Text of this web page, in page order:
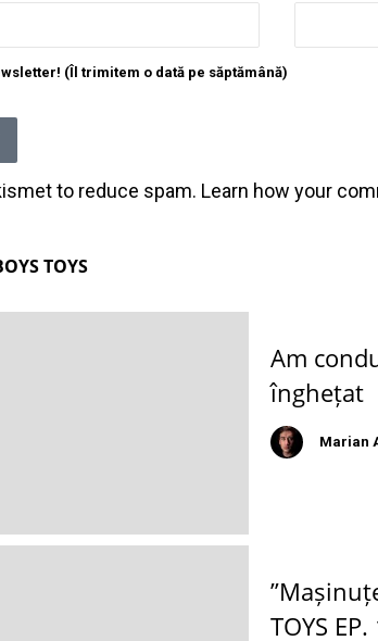
(Îl trimitem o dată pe săptămână)
to reduce spam. Learn how your
TOYS
Am
înghețat
Marian
TOYS EP.